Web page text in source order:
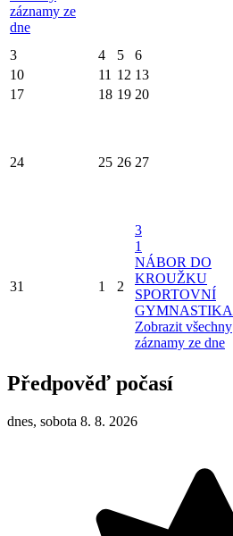
záznamy ze
dne
3 4 5 6
10
11 12 13
17
18 19 20
24 25 26 27
31 1 2
3
1
NÁBOR DO
KROUŽKU
SPORTOVNÍ
GYMNASTIKA
Zobrazit všechny
záznamy ze dne
Předpověď počasí
dnes, sobota 8. 8. 2026